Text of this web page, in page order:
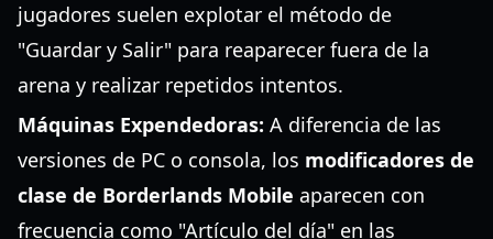
jugadores suelen explotar el método de
"Guardar y Salir" para reaparecer fuera de la
arena y realizar repetidos intentos.
Máquinas Expendedoras: A diferencia de las
versiones de PC o consola, los modificadores de
clase de Borderlands Mobile aparecen con
frecuencia como "Artículo del día" en las